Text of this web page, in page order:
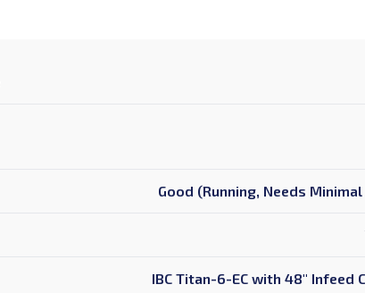
Good (Running, Needs
IBC Titan-6-EC with 48" Infeed